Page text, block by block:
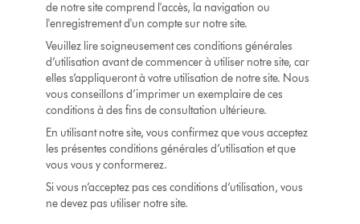
de notre site comprend l'accès, la navigation ou
l'enregistrement d'un compte sur notre site.
Veuillez lire soigneusement ces conditions générales
d’utilisation avant de commencer à utiliser notre site, car
elles s’appliqueront à votre utilisation de notre site. Nous
vous conseillons d’imprimer un exemplaire de ces
conditions à des fins de consultation ultérieure.
En utilisant notre site, vous confirmez que vous acceptez
les présentes conditions générales d’utilisation et que
vous vous y conformerez.
Si vous n’acceptez pas ces conditions d’utilisation, vous
ne devez pas utiliser notre site.